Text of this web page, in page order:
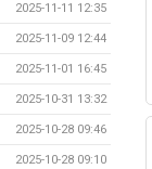
2025-11-11 12:35
2025-11-09 12:44
2025-11-01 16:45
2025-10-31 13:32
2025-10-28 09:46
2025-10-28 09:10